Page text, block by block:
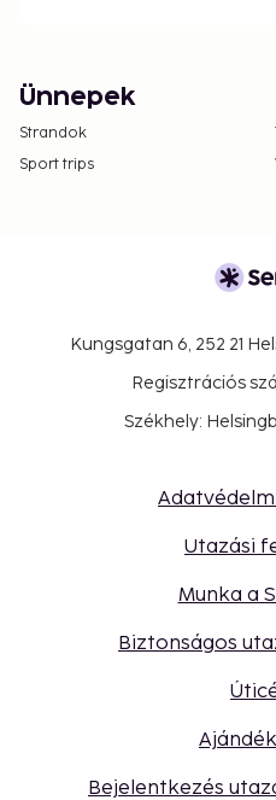
Ünnepek
Strandok
Sport trips
Kungsgatan 6, 252 21
Regisztrációs
Székhely:
Utazási
Munka a
Biztonságos
Bejelentkezés